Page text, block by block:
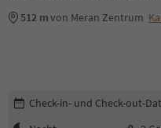
512 mvon Meran Zentrum
Buchungsdetails bearbeiten
Check-in- und Check-out-